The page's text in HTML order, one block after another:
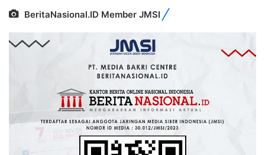
BeritaNasional.ID Member JMSI